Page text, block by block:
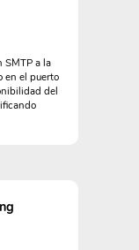
SMTP a la
en el puerto
del